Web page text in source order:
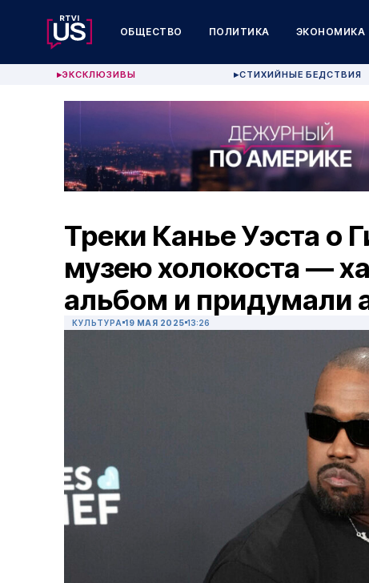
ОБЩЕСТВО ПОЛИТИКА ЭКОНОМИКА
▶ЭКСКЛЮЗИВЫ ▶СТИХИЙНЫЕ БЕДСТВИЯ
Треки Канье Уэста о
музею холокоста —
альбом и придумали
КУЛЬТУРА 19 МАЯ 2025 13:26